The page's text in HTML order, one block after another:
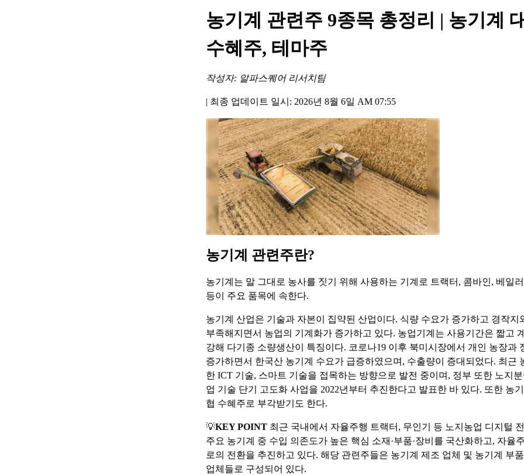
농기계 관련주 9종목 총정리 | 농기계
수혜주, 테마주
작성자: 알파스퀘어 리서치팀
| 최종 업데이트 일시: 2026년 8월 6일 AM 07:55
농기계 관련주란?
농기계는 말 그대로 농사를 짓기 위해 사용하는 기계로 트랙터, 콤바인, 베일
등이 주요 품목에 속한다.
농기계 산업은 기술과 자본이 집약된 산업이다. 식량 수요가 증가하고 경작지
부족해지면서 농업의 기계화가 증가하고 있다. 농업기계는 사용기간은 짧고
강해 다기종 소량생산이 특징이다. 코로나19 이후 북미시장에서 개인 농장과
증가하면서 한국산 농기계 수요가 급증하였으며, 수출량이 증대되었다. 최근
한 ICT 기술, 스마트 기술을 접목하는 방향으로 발전 중이며, 정부 또한 노지
업 기술 단기 고도화 사업을 2022년부터 추진한다고 발표한 바 있다. 또한 농
협 수혜주로 부각받기도 한다.
💡KEY POINT 최근 국내에서 자율주행 트랙터, 무인기 등 노지농업 디지털
주요 농기계 중 수입 의존도가 높은 핵심 소재·부품·장비를 국산화하고, 자율
로의 전환을 추진하고 있다. 해당 관련주들은 농기계 제조 업체 및 농기계 부
업체들로 구성되어 있다.